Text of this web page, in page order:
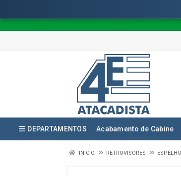
DEPARTAMENTOS Acabamento de Cabine
INÍCIO RETROVISORES